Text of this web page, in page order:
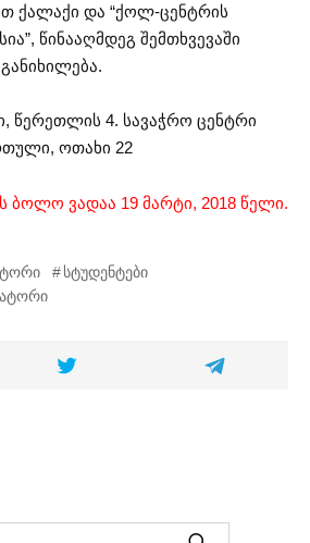
ქალაქი და “ქოლ-ცენტრის
წინააღმდეგ შემთხვევაში
წერეთლის 4. სავაჭრო ცენტრი
ოთახი 22
ბოლო ვადაა 19 მარტი, 2018 წელი.
სტუდენტები